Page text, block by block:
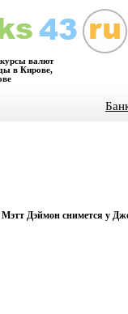
валют
в Кирове,
Мэтт Дэймон снимется у